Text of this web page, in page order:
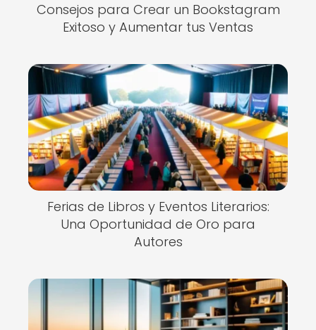
Consejos para Crear un Bookstagram
Exitoso y Aumentar tus Ventas
Ferias de Libros y Eventos Literarios:
Una Oportunidad de Oro para
Autores